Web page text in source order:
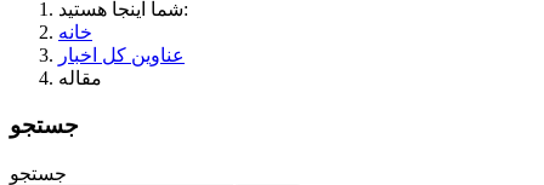
شما اینجا هستید:
خانه
عناوین کل اخبار
جستجو
جستجو